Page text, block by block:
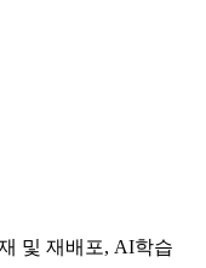
및 재배포, AI학습